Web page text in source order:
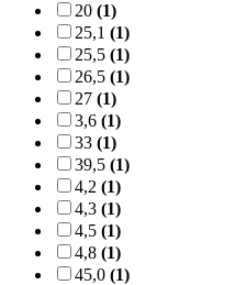
20 (1)
25,1 (1)
25,5 (1)
26,5 (1)
27 (1)
3,6 (1)
33 (1)
39,5 (1)
4,2 (1)
4,3 (1)
4,5 (1)
4,8 (1)
45,0 (1)